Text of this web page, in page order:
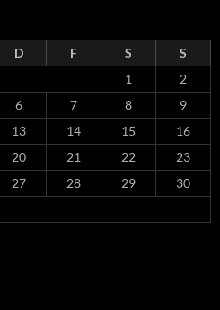
D F S
S
1
2
6 7 8
9
13 14 15
16
20 21 22
23
27 28 29
30